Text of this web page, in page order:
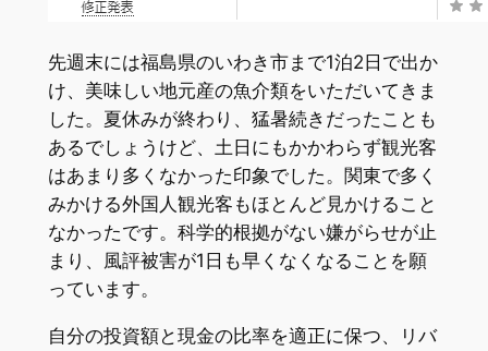
先週末には福島県のいわき市まで1泊2日で出か
け、美味しい地元産の魚介類をいただいてきま
した。夏休みが終わり、猛暑続きだったことも
あるでしょうけど、土日にもかかわらず観光客
はあまり多くなかった印象でした。関東で多く
みかける外国人観光客もほとんど見かけること
なかったです。科学的根拠がない嫌がらせが止
まり、風評被害が1日も早くなくなることを願
っています。
自分の投資額と現金の比率を適正に保つ、リバ